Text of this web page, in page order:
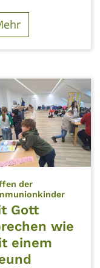
der
:
Gott
wie
einem